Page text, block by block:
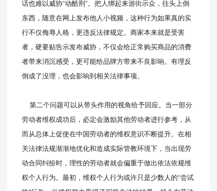
话也难以威协“动酷刑”。把人绑起来游街示众，往头上倒
东西，随意在网上发布他人小视频，这种行为如果真的实
行不仅侮辱人格，更违反法律规定。商家本来就是受害
者，硬要贴告示发布威协，不仅会给正常购买商品的消费
者带来消沉感受，更可能给品牌方带来不良影响。有理反
倒成了没理，也会影响到相关法律事项。
第二个问题可以从带头作用的视角给予回应。当一部分
劳动者维权成功后，必定会激励其他劳动者进行参考，从
而从总体上促使在中国劳动者的维权意识不断提升。在相
关法律法规渐渐地优化和造成实际管教环境下，当出现劳
动合同纠纷时，理性的劳动者就会偏重于做出依法依规维
权个人行为。最初，维权个人行为或许只是少数人的“尝试